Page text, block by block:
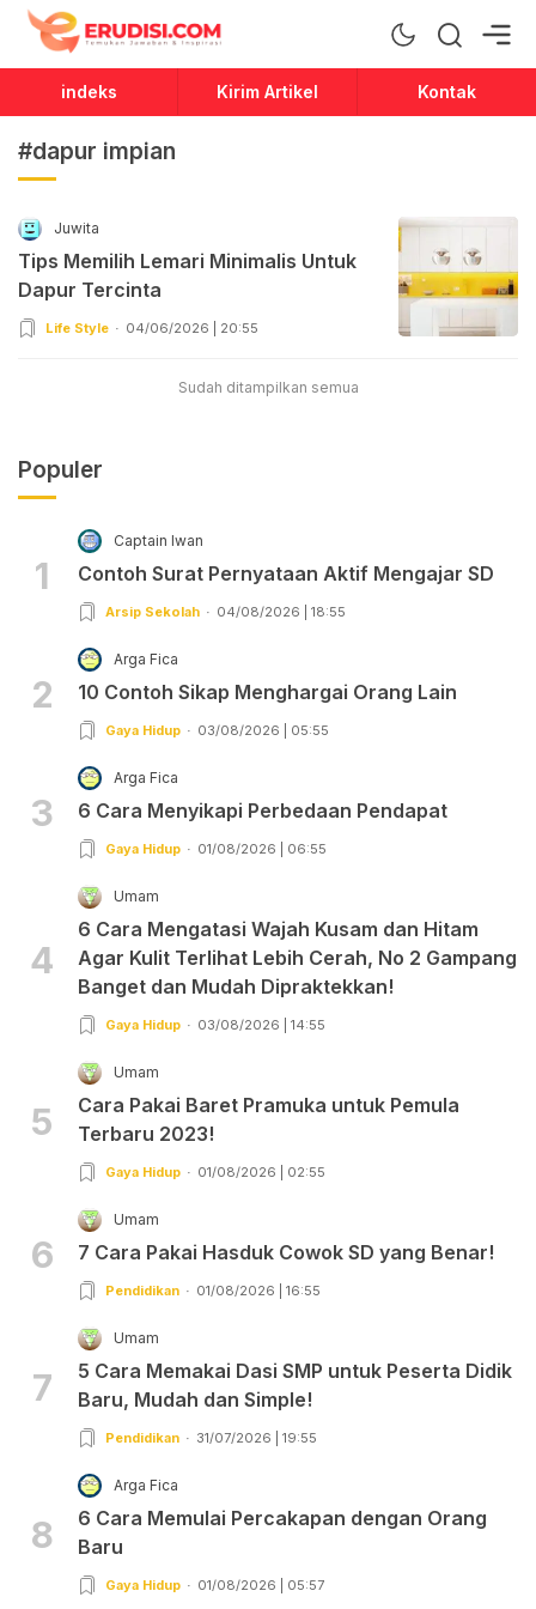
Erudisi
Temukan Jawaban dan Inspirasi
indeks Kirim Artikel Kontak
#dapur impian
Juwita
Tips Memilih Lemari Minimalis Untuk
Dapur Tercinta
Life Style 04/06/2026 | 20:55
Sudah ditampilkan semua
Populer
1
Captain Iwan
Contoh Surat Pernyataan Aktif Mengajar SD
Arsip Sekolah 04/08/2026 | 18:55
2
Arga Fica
10 Contoh Sikap Menghargai Orang Lain
Gaya Hidup 03/08/2026 | 05:55
3
Arga Fica
6 Cara Menyikapi Perbedaan Pendapat
Gaya Hidup 01/08/2026 | 06:55
4
Umam
6 Cara Mengatasi Wajah Kusam dan Hitam
Agar Kulit Terlihat Lebih Cerah, No 2 Gampang
Banget dan Mudah Dipraktekkan!
Gaya Hidup 03/08/2026 | 14:55
5
Umam
Cara Pakai Baret Pramuka untuk Pemula
Terbaru 2023!
Gaya Hidup 01/08/2026 | 02:55
6
Umam
7 Cara Pakai Hasduk Cowok SD yang Benar!
Pendidikan 01/08/2026 | 16:55
7
Umam
5 Cara Memakai Dasi SMP untuk Peserta Didik
Baru, Mudah dan Simple!
Pendidikan 31/07/2026 | 19:55
8
Arga Fica
6 Cara Memulai Percakapan dengan Orang
Baru
Gaya Hidup 01/08/2026 | 05:57